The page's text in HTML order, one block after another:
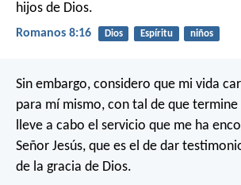
hijos de Dios.
Romanos 8:16 Dios Espíritu niños
Sin embargo, considero que mi vida
para mí mismo, con tal de que
lleve a cabo el servicio que me ha
Señor Jesús, que es el de dar
de la gracia de Dios.